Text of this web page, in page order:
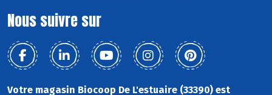
Nous suivre sur
Votre magasin Biocoop De L'estuaire (33390) est